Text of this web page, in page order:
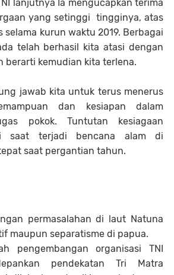
lanjutnya Ia mengucapkan terima
yang setinggi tingginya, atas
selama kurun waktu 2019. Berbagai
telah berhasil kita atasi dengan
berarti kemudian kita terlena.
jawab kita untuk terus menerus
dan kesiapan dalam
pokok. Tuntutan kesiagaan
saat terjadi bencana alam di
saat pergantian tahun.
permasalahan di laut Natuna
maupun separatisme di papua.
pengembangan organisasi TNI
pendekatan Tri Matra